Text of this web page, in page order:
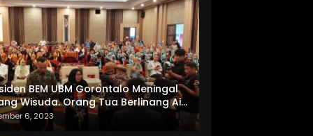
BEM UBM Gorontalo Meningal
Wisuda. Orang Tua Berlinang Air
Menerima SKL dan Pemasangan
6, 2023